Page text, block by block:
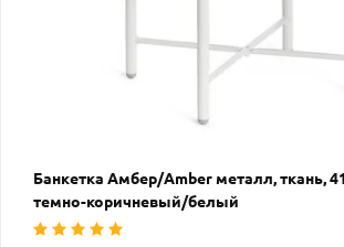
Банкетка Амбер/Amber металл, ткань,
темно-коричневый/белый